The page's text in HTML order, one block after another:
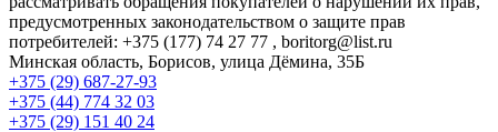
предусмотренных законодательством о защите прав
потребителей: +375 (177) 74 27 77 , boritorg@list.ru
Минская область, Борисов, улица Дёмина, 35Б
+375 (29) 687-27-93
+375 (44) 774 32 03
+375 (29) 151 40 24